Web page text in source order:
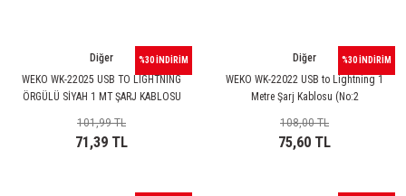
%30 İNDİRİM
Diğer
WEKO WK-22025 USB TO LIGHTNING
ÖRGÜLÜ SİYAH 1 MT ŞARJ KABLOSU
101,99 TL
71,39 TL
%30 İNDİRİM
Diğer
WEKO WK-22022 USB to Lightning 1
Metre Şarj Kablosu (No:2
108,00 TL
75,60 TL